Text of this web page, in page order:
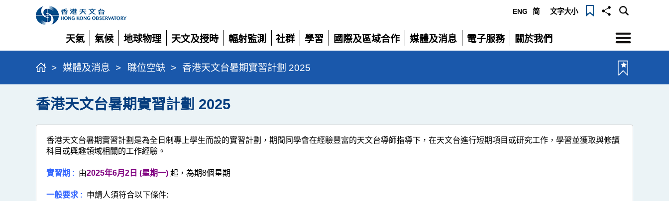
ENG 简 文字大小
天氣
展
開
氣候
展
開
地球物理
展
開
天文及授時
展
開
輻射監測
展
開
社群
展
開
學習
展
開
國際及區域合作
展
媒體及消息
展
電子服務
展
關於我們
展
選
單
> 媒體及消息 > 職位空缺 > 香港天文台暑期實習計劃 2025
香港天文台暑期實習計劃 2025
香港天文台暑期實習計劃是為全日制專上學生而設的實習計劃，期間同學會在經驗豐富的天文台導師指導下，在天文台進行短期項目或研究工作，學習並獲取與修讀
科目或興趣領域相關的工作經驗。
實習期 : 由2025年6月2日 (星期一) 起，為期8個星期
一般要求 : 申請人須符合以下條件: